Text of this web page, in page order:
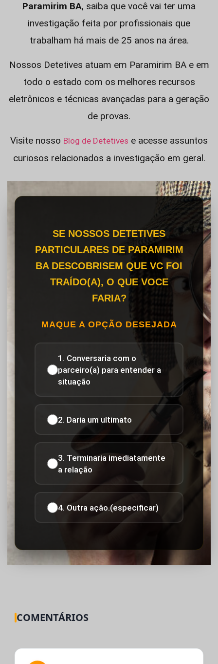
Paramirim BA, saiba que você vai ter uma
investigação feita por profissionais que
trabalham há mais de 25 anos na área.
Nossos Detetives atuam em Paramirim BA e em
todo o estado com os melhores recursos
eletrônicos e técnicas avançadas para a geração
de provas.
Visite nosso Blog de Detetives e acesse assuntos
curiosos relacionados a investigação em geral.
SE NOSSOS DETETIVES
PARTICULARES DE PARAMIRIM
BA DESCOBRISEM QUE VC FOI
TRAÍDO(A), O QUE VOCE
FARIA?
MAQUE A OPÇÃO DESEJADA
1. Conversaria com o
parceiro(a) para entender a
situação
2. Daria um ultimato
3. Terminaria imediatamente
a relação
4. Outra ação.(especificar)
COMENTÁRIOS